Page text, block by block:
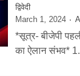
द्विवेदी
March 1, 2024
*सूत्र- बीजेपी
का ऐलान संभव* 1.